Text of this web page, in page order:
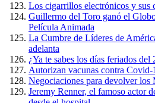
Los cigarrillos electrónicos y sus
Guillermo del Toro ganó el
Película Animada
La Cumbre de Líderes de
adelanta
¿Ya te sabes los días feriados del
Autorizan vacunas contra Covid-
Negociaciones para devolver los
Jeremy Renner, el famoso actor